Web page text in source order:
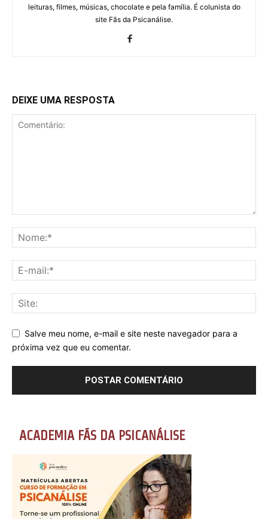
leituras, filmes, músicas, chocolate e pela família. É colunista do
site Fãs da Psicanálise.
DEIXE UMA RESPOSTA
Salve meu nome, e-mail e site neste navegador para a
próxima vez que eu comentar.
ACADEMIA FÃS DA PSICANÁLISE